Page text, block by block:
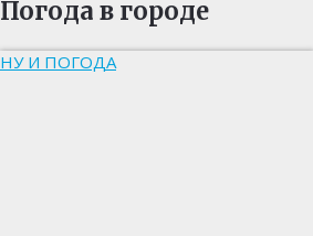
Погода в городе
НУ И ПОГОДА